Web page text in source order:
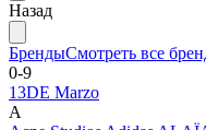
Назад
БрендыСмотреть все
0-9
13DE Marzo
A